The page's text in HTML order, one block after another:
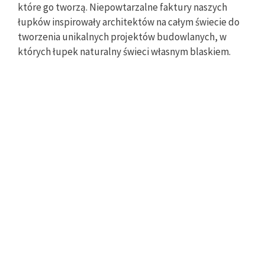
które go tworzą. Niepowtarzalne faktury naszych
łupków inspirowały architektów na całym świecie do
tworzenia unikalnych projektów budowlanych, w
których łupek naturalny świeci własnym blaskiem.